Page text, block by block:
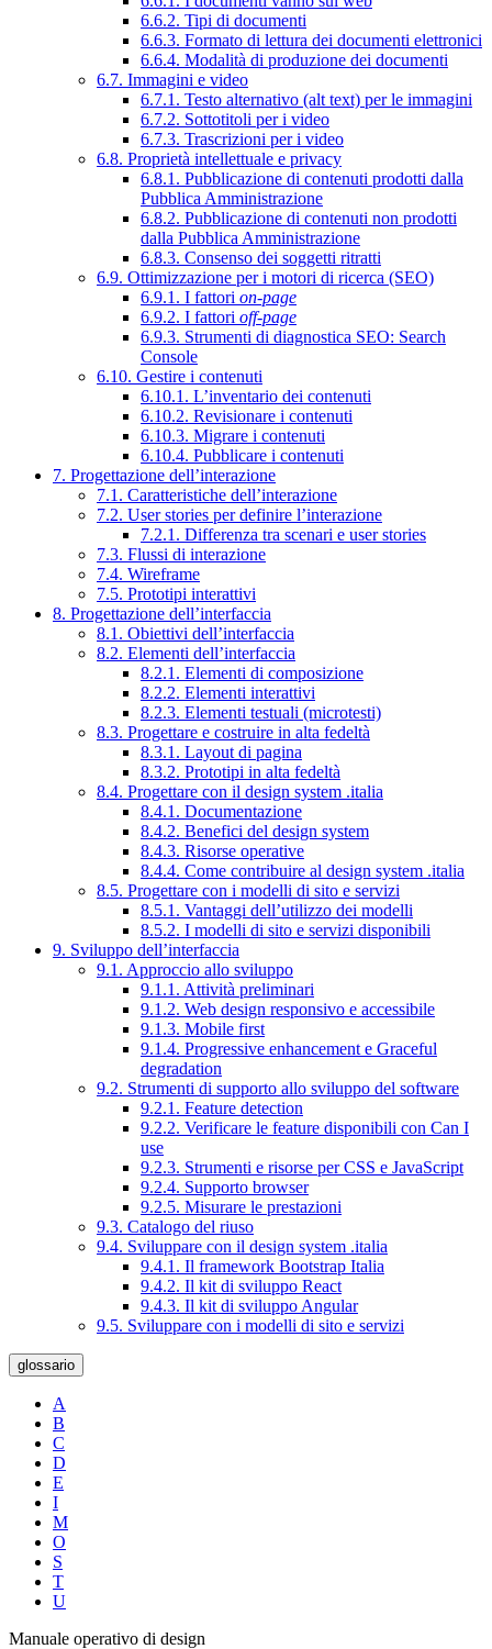
6.6.2. Tipi di documenti
6.6.3. Formato di lettura dei documenti elettronici
6.6.4. Modalità di produzione dei documenti
6.7. Immagini e video
6.7.1. Testo alternativo (alt text) per le immagini
6.7.2. Sottotitoli per i video
6.7.3. Trascrizioni per i video
6.8. Proprietà intellettuale e privacy
6.8.1. Pubblicazione di contenuti prodotti dalla
Pubblica Amministrazione
6.8.2. Pubblicazione di contenuti non prodotti
dalla Pubblica Amministrazione
6.8.3. Consenso dei soggetti ritratti
6.9. Ottimizzazione per i motori di ricerca (SEO)
6.9.1. I fattori on-page
6.9.2. I fattori off-page
6.9.3. Strumenti di diagnostica SEO: Search
Console
6.10. Gestire i contenuti
6.10.1. L’inventario dei contenuti
6.10.2. Revisionare i contenuti
6.10.3. Migrare i contenuti
6.10.4. Pubblicare i contenuti
7. Progettazione dell’interazione
7.1. Caratteristiche dell’interazione
7.2. User stories per definire l’interazione
7.2.1. Differenza tra scenari e user stories
7.3. Flussi di interazione
7.4. Wireframe
7.5. Prototipi interattivi
8. Progettazione dell’interfaccia
8.1. Obiettivi dell’interfaccia
8.2. Elementi dell’interfaccia
8.2.1. Elementi di composizione
8.2.2. Elementi interattivi
8.2.3. Elementi testuali (microtesti)
8.3. Progettare e costruire in alta fedeltà
8.3.1. Layout di pagina
8.3.2. Prototipi in alta fedeltà
8.4. Progettare con il design system .italia
8.4.1. Documentazione
8.4.2. Benefici del design system
8.4.3. Risorse operative
8.4.4. Come contribuire al design system .italia
8.5. Progettare con i modelli di sito e servizi
8.5.1. Vantaggi dell’utilizzo dei modelli
8.5.2. I modelli di sito e servizi disponibili
9. Sviluppo dell’interfaccia
9.1. Approccio allo sviluppo
9.1.1. Attività preliminari
9.1.2. Web design responsivo e accessibile
9.1.3. Mobile first
9.1.4. Progressive enhancement e Graceful
degradation
9.2. Strumenti di supporto allo sviluppo del software
9.2.1. Feature detection
9.2.2. Verificare le feature disponibili con Can I
use
9.2.3. Strumenti e risorse per CSS e JavaScript
9.2.4. Supporto browser
9.2.5. Misurare le prestazioni
9.3. Catalogo del riuso
9.4. Sviluppare con il design system .italia
9.4.1. Il framework Bootstrap Italia
9.4.2. Il kit di sviluppo React
9.4.3. Il kit di sviluppo Angular
9.5. Sviluppare con i modelli di sito e servizi
glossario
A
B
C
D
E
I
M
O
S
T
U
Manuale operativo di design